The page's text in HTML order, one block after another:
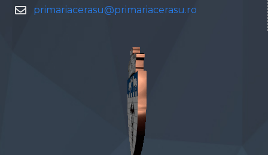
primariacerasu@primariacerasu.ro